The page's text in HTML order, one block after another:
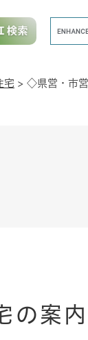
ド
宅 > ◇県営・市
の案内